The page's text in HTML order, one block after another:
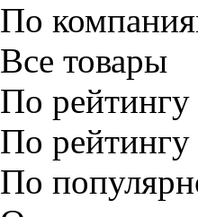
По
Все товары
По рейтингу
По рейтингу
По